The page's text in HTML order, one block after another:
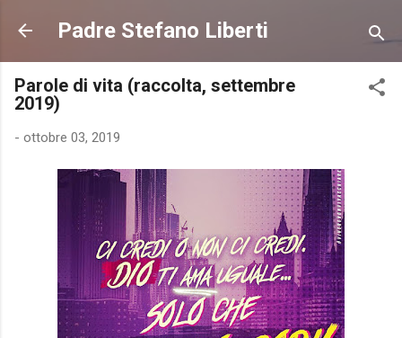
Passa ai contenuti principali
Padre Stefano Liberti
Parole di vita (raccolta, settembre
2019)
- ottobre 03, 2019